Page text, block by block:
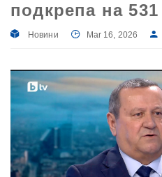
подкрепа на
Новини Mar 16, 2026